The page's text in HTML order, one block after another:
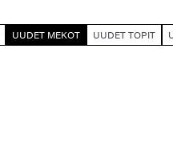
UUDET MEKOT UUDET TOPIT